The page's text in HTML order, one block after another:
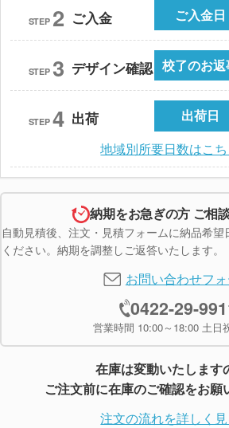
STEP 2 ご入金 ご入金日
STEP 3 デザイン確認 校了のお返
STEP 4 出荷 出荷日
地域別所要日数はこ
納期をお急ぎの方 ご相
自動見積後、注文・見積フォームに納品希
ください。納期を調整しご返答いたします。
お問い合わせフ
0422-29-
営業時間 10:00～18:00 土日
在庫は変動いたします
ご注文前に在庫のご確認をお願
注文の流れを詳しく